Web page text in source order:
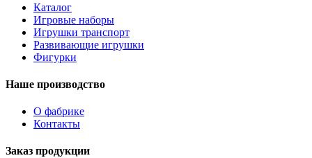
Каталог
Игровые наборы
Игрушки транспорт
Развивающие игрушки
Фигурки
Наше производство
О фабрике
Контакты
Заказ продукции